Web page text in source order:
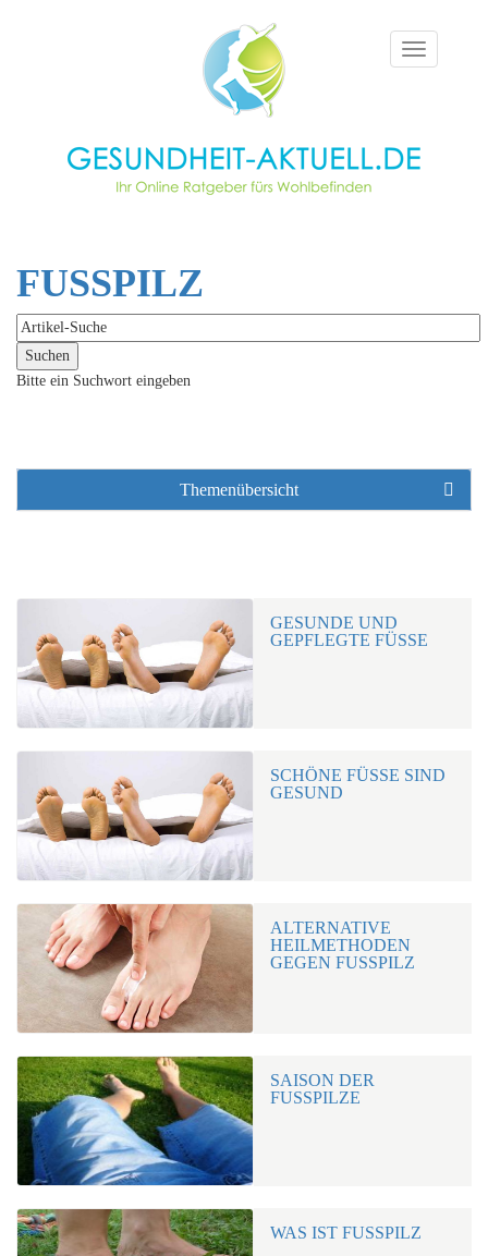
Toggle
navigation
FUSSPILZ
Bitte ein Suchwort eingeben
Themenübersicht
GESUNDE UND
GEPFLEGTE FÜSSE
SCHÖNE FÜSSE SIND G
ESUND
ALTERNATIVE
HEILMETHODEN
GEGEN FUSSPILZ
SAISON DER
FUSSPILZE
WAS IST FUSSPILZ